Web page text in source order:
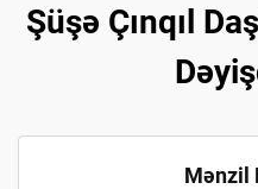
Şüşə Çınqıl
Mənzil